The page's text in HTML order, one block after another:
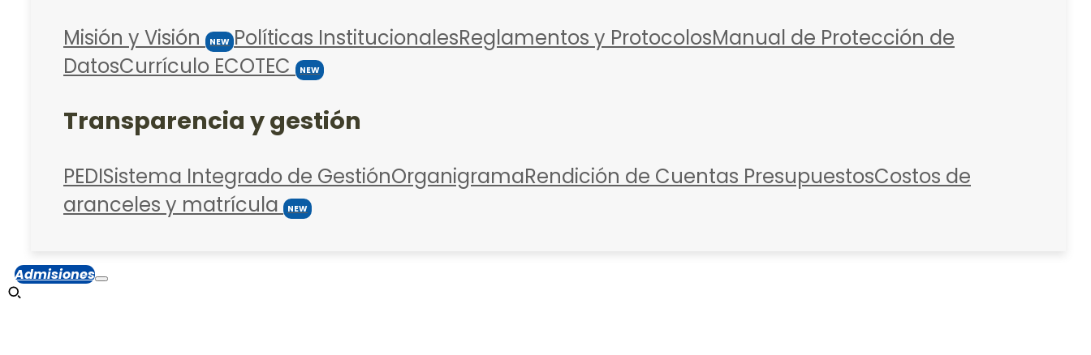
Misión y Visión NEW Políticas InstitucionalesReglamentos y ProtocolosManual de Protección de
DatosCurrículo ECOTEC NEW
Transparencia y gestión
PEDISistema Integrado de GestiónOrganigramaRendición de Cuentas PresupuestosCostos de
aranceles y matrícula
NEW
Admisiones